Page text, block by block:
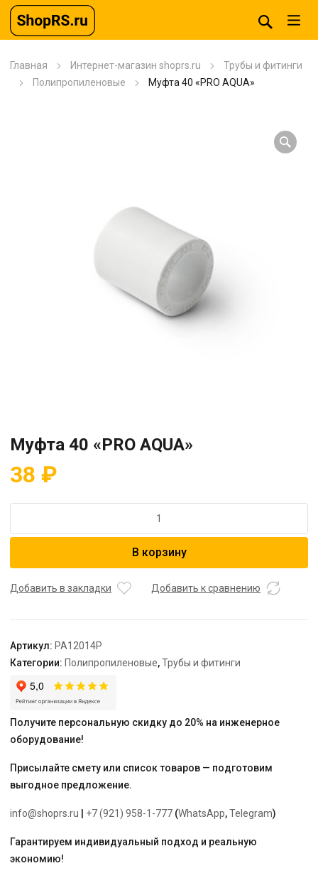
Главная Интернет-магазин shoprs.ru
Трубы и фитинги
Полипропиленовые
Муфта 40 «PRO AQUA»
Муфта 40 «PRO AQUA»
38 ₽
Муфта
AQUA"
В корзину
Добавить в закладки Добавить к сравнению
Артикул: PA12014P
Категории: Полипропиленовые,Трубы и фитинги
Получите персональную скидку до 20% на инженерное
оборудование!
Присылайте смету или список товаров — подготовим
выгодное предложение.
info@shoprs.ru +7 (921) 958-1-777 (WhatsApp,Telegram)
Гарантируем индивидуальный подход и реальную
экономию!